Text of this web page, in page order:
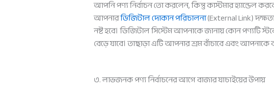
আপনি পণ্য নির্বাচন তো করলেন, কিন্তু কাস্টমার হ্যান্ডেল
আপনারডিজিটাল দোকান পরিচালনা(External Link)
নষ্ট হবে। ডিজিটাল সিস্টেম আপনাকে জানায় কোন পণ্যটি
বেড়ে যাবে। তাছাড়া এটি আপনার শ্রম বাঁচাবে এবং আপনাকে
৩. লাভজনক পণ্য নির্বাচনের আগে বাজার যাচাইয়ের উপায়